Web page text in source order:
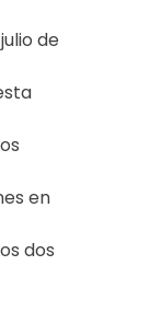
de
en
dos